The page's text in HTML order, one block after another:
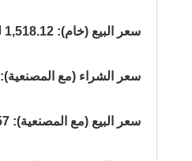
سعر البيع (خام): 1,518.12 ليرة تركية
سعر الشراء (مع المصنعية): 1,591.82 ليرة تركية
سعر البيع (مع المصنعية): 1,639.57 ليرة تركية